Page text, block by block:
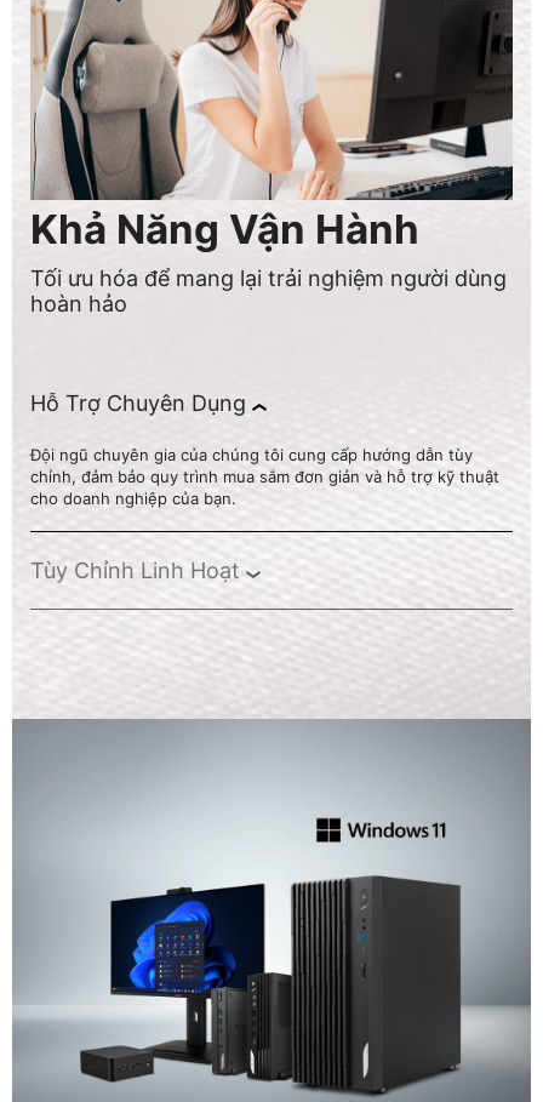
Khả Năng Vận Hành
Tối ưu hóa để mang lại trải nghiệm người dùng
hoàn hảo
Hỗ Trợ Chuyên Dụng
Đội ngũ chuyên gia của chúng tôi cung cấp hướng dẫn tùy
chỉnh, đảm bảo quy trình mua sắm đơn giản và hỗ trợ kỹ thuật
cho doanh nghiệp của bạn.
Tùy Chỉnh Linh Hoạt